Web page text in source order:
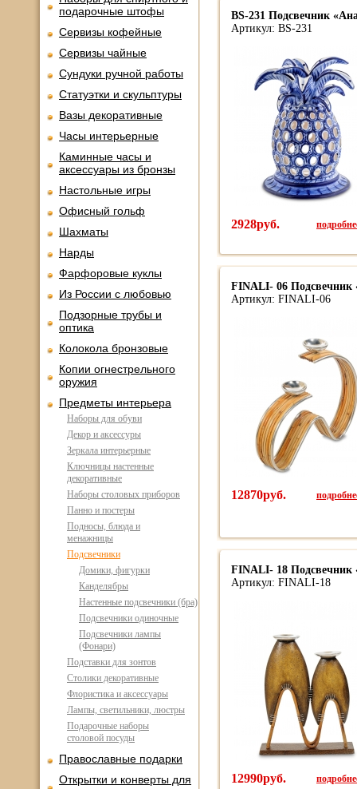
подарочные штофы
Сервизы кофейные
Сервизы чайные
Сундуки ручной работы
Статуэтки и скульптуры
Вазы декоративные
Часы интерьерные
Каминные часы и
аксессуары из бронзы
Настольные игры
Офисный гольф
Шахматы
Нарды
Фарфоровые куклы
Из России с любовью
Подзорные трубы и
оптика
Колокола бронзовые
Копии огнестрельного
оружия
Предметы интерьера
Наборы для обуви
Декор и аксессуры
Зеркала интерьерные
Ключницы настенные
декоративные
Наборы столовых приборов
Панно и постеры
Подносы, блюда и
менажницы
Подсвечники
Домики, фигурки
Канделябры
Настенные подсвечники (бра)
Подсвечники одиночные
Подсвечники лампы
(Фонари)
Подставки для зонтов
Столики декоративные
Флористика и аксессуары
Лампы, светильники, люстры
Подарочные наборы
столовой посуды
Православные подарки
Открытки и конверты для
BS-231 Подсвечник
Артикул: BS-231
2928руб.
FINALI- 06 Подсвечник
Артикул: FINALI-06
12870руб.
FINALI- 18 Подсвечник
Артикул: FINALI-18
12990руб.